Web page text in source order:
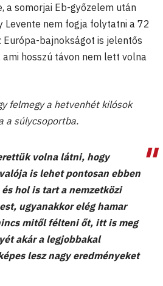
a somorjai Eb-győzelem után
Levente nem fogja folytatni a 72
Európa-bajnokságot is jelentős
hosszú távon nem lett volna
felmegy a hetvenhét kilósok
a súlycsoportba.
volna látni, hogy
is lehet pontosan ebben
hol is tart a nemzetközi
ugyanakkor elég hamar
mitől félteni őt, itt is meg
akár a legjobbakal
lesz nagy eredményeket